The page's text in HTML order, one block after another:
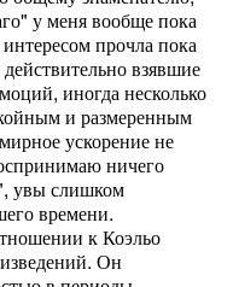
у меня вообще пока
прочла пока
взявшие
иногда несколько
и размеренным
ускорение не
ничего
увы слишком
времени.
к Коэльо
Он